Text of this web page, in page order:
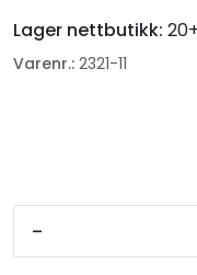
Lager nettbutikk:
Varenr.: 2321-11
-